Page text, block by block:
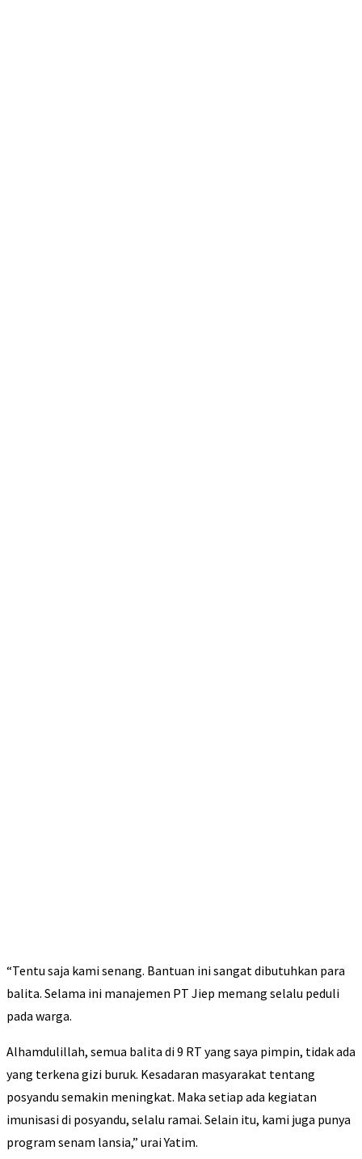
“Tentu saja kami senang. Bantuan ini sangat dibutuhkan para
balita. Selama ini manajemen PT Jiep memang selalu peduli
pada warga.
Alhamdulillah, semua balita di 9 RT yang saya pimpin, tidak ada
yang terkena gizi buruk. Kesadaran masyarakat tentang
posyandu semakin meningkat. Maka setiap ada kegiatan
imunisasi di posyandu, selalu ramai. Selain itu, kami juga punya
program senam lansia,” urai Yatim.